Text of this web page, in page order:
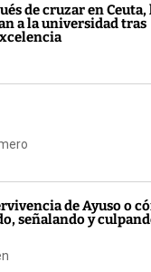
de cruzar en Ceuta,
a la universidad tras
de Ayuso o
señalando y